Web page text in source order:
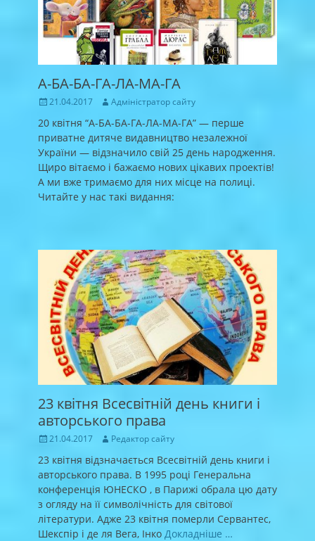
А-БА-БА-ГА-ЛА-МА-ГА
Posted
21.04.2017 Author
Адміністратор сайту
20 квітня “А-БА-БА-ГА-ЛА-МА-ГА” — перше
приватне дитяче видавництво незалежної
України — відзначило свій 25 день народження.
Щиро вітаємо і бажаємо нових цікавих проектів!
А ми вже тримаємо для них місце на полиці.
Читайте у нас такі видання:
23 квітня Всесвітній день книги і
авторського права
Posted
21.04.2017 Author
Редактор сайту
23 квітня відзначається Всесвітній день книги і
авторського права. В 1995 році Генеральна
конференція ЮНЕСКО , в Парижі обрала цю дату
з огляду на її символічність для світової
літератури. Адже 23 квітня померли Сервантес,
Шекспір і де ля Вега, Інко Докладніше …